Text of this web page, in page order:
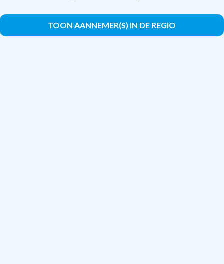
TOON AANNEMER(S) IN DE REGIO